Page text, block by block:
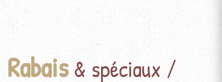
Rabais& spéciaux /